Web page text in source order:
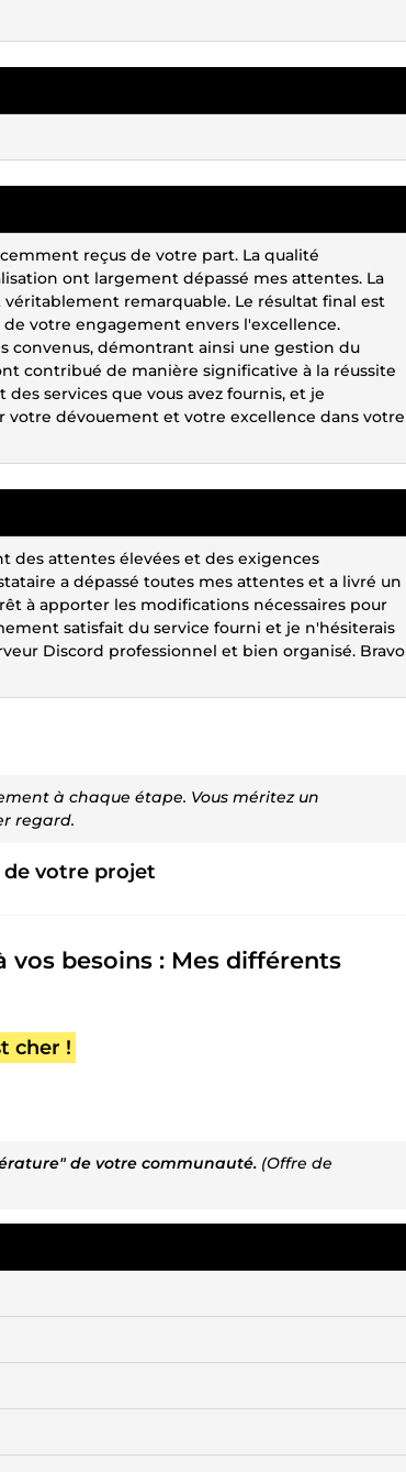
reçus de votre part. La qualité
ont largement dépassé mes attentes. La
remarquable. Le résultat final est
votre engagement envers l'excellence.
convenus, démontrant ainsi une gestion du
contribué de manière significative à la réussite
services que vous avez fournis, et je
votre dévouement et votre excellence dans votre
des attentes élevées et des exigences
a dépassé toutes mes attentes et a livré un
à apporter les modifications nécessaires pour
satisfait du service fourni et je n'hésiterais
Discord professionnel et bien organisé. Bravo
à chaque étape. Vous méritez un
regard.
votre projet
vos besoins : Mes différents
cher !
de votre communauté. (Offre de